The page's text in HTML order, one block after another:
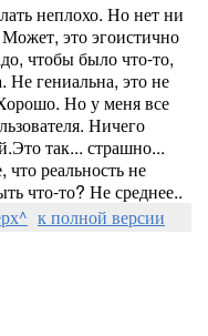
неплохо. Но нет ни
это эгоистично
чтобы было что-то,
Не гениальна, это не
Но у меня все
Ничего
так... страшно...
реальность не
что-то? Не среднее..
к полной версии